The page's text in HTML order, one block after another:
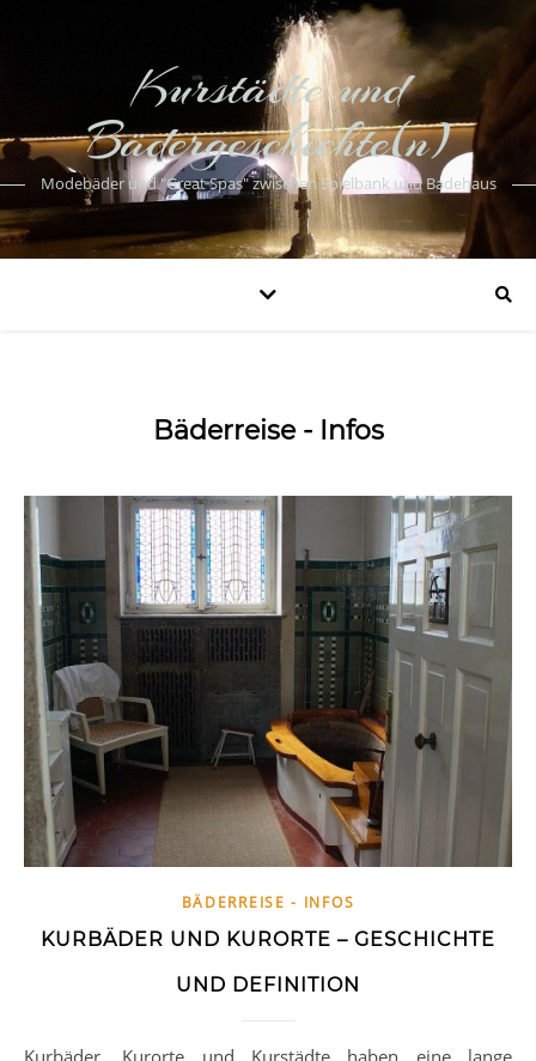
Kurstädte und
Bädergeschichte(n)
Modebäder und "Great Spas" zwischen Spielbank und Badehaus
Bäderreise - Infos
BÄDERREISE - INFOS
KURBÄDER UND KURORTE – GESCHICHTE
UND DEFINITION